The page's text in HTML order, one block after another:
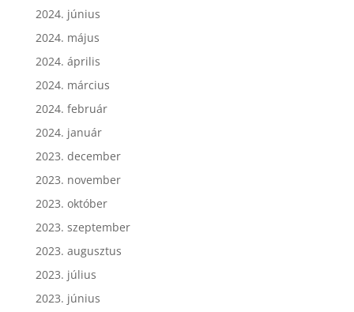
2024. június
2024. május
2024. április
2024. március
2024. február
2024. január
2023. december
2023. november
2023. október
2023. szeptember
2023. augusztus
2023. július
2023. június